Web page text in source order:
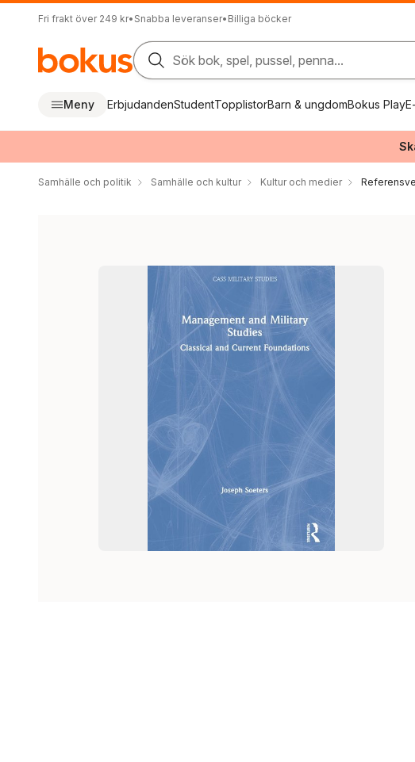
Fri frakt över 249 kr• Snabba leveranser• Billiga böcker
Sök bok, spel, pussel, penna...
Meny ErbjudandenStudentTopplistorBarn & ungdomBokus Play
Samhälle och politik Samhälle och kultur Kultur och medier